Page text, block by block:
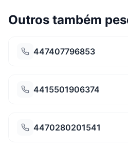
Outros também
447407796853
4415501906374
4470280201541